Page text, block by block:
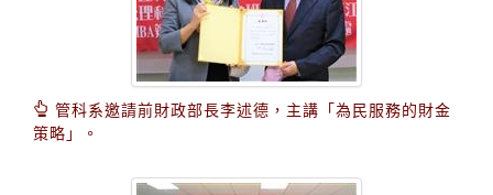
管科系邀請前財政部長李述德，主講「為民服務的財金
策略」。